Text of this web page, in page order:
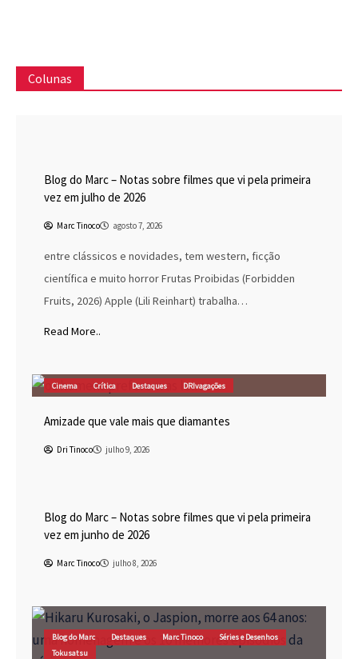
Colunas
Blog do Marc – Notas sobre filmes que vi pela primeira
vez em julho de 2026
Marc Tinoco agosto 7, 2026
entre clássicos e novidades, tem western, ficção
científica e muito horror Frutas Proibidas (Forbidden
Fruits, 2026) Apple (Lili Reinhart) trabalha…
Read More..
Cinema Crítica Destaques DRIvagações
Amizade que vale mais que diamantes
Dri Tinoco julho 9, 2026
Blog do Marc – Notas sobre filmes que vi pela primeira
vez em junho de 2026
Marc Tinoco julho 8, 2026
Blog do Marc Destaques Marc Tinoco
Séries e Desenhos
Tokusatsu